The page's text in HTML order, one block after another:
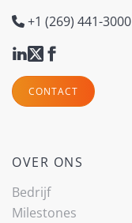
+1 (269) 441-3000
CONTACT
OVER ONS
Bedrijf
Milestones